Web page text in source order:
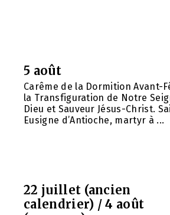
5 août
Carême de la Dormition Avant-
la Transfiguration de Notre
Dieu et Sauveur Jésus-Christ.
Eusigne d’Antioche, martyr à ...
22 juillet (ancien
calendrier) / 4 août